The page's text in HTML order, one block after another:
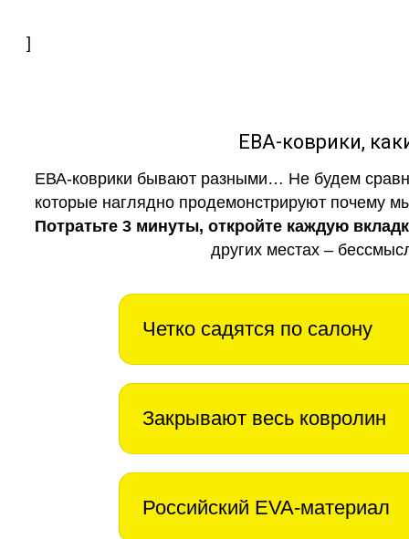
]
ЕВА-коврики,
ЕВА-коврики бывают разными… Не будем
которые наглядно продемонстрируют почему
Потратьте 3 минуты, откройте каждую
других местах –
Четко садятся по салону
Закрывают весь ковролин
Российский EVA-материал